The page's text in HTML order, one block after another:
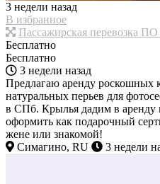
3 недели назад
В избранное
Пассажирская перевозка
Бесплатно
Бесплатно
3 недели назад
Предлагаю аренду роскошных
натуральных перьев для
в СПб. Крылья дадим в
оформить как подарочный
жене или знакомой!
Симагино, RU
3 недели